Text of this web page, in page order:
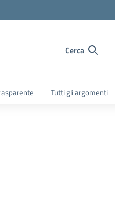
Cerca
Tutti gli argomenti